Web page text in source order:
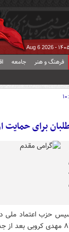
Aug 6 2026
فرهنگ و هنر جامعه
برای حمایت
حزب اعتماد
حزب فعالیت کرده و مواضع اصلی حزبی که